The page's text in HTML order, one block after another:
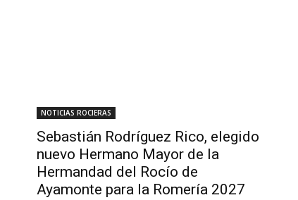
NOTICIAS ROCIERAS
Sebastián Rodríguez Rico, elegido
nuevo Hermano Mayor de la
Hermandad del Rocío de
Ayamonte para la Romería 2027